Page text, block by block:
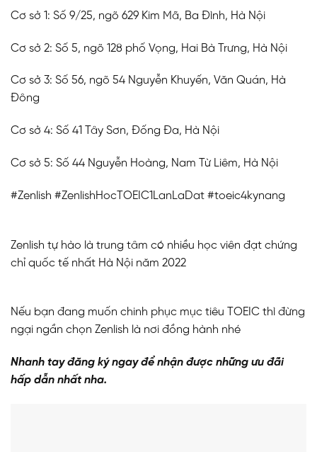
Cơ sở 1: Số 9/25, ngõ 629 Kim Mã, Ba Đình, Hà Nội
Cơ sở 2: Số 5, ngõ 128 phố Vọng, Hai Bà Trưng, Hà Nội
Cơ sở 3: Số 56, ngõ 54 Nguyễn Khuyến, Văn Quán, Hà
Đông
Cơ sở 4: Số 41 Tây Sơn, Đống Đa, Hà Nội
Cơ sở 5: Số 44 Nguyễn Hoàng, Nam Từ Liêm, Hà Nội
#Zenlish #ZenlishHocTOEIC1LanLaDat #toeic4kynang
Zenlish tự hào là trung tâm có nhiều học viên đạt chứng
chỉ quốc tế nhất Hà Nội năm 2022
Nếu bạn đang muốn chinh phục mục tiêu TOEIC thì đừng
ngại ngần chọn Zenlish là nơi đồng hành nhé
Nhanh tay đăng ký ngay để nhận được những ưu đãi
hấp dẫn nhất nha.